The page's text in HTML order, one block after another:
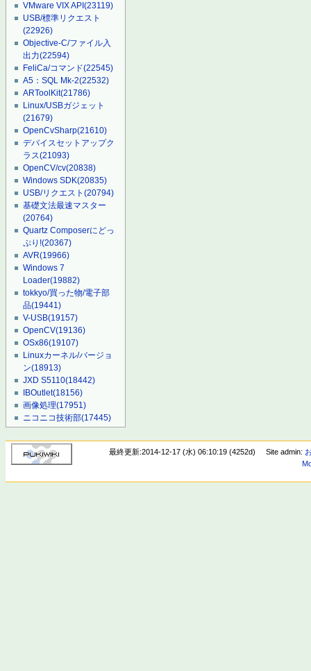
VMware VIX API(23119)
USB/標準リクエスト
(22926)
Objective-C/ファイル入
出力(22594)
FeliCa/コマンド(22545)
A5：SQL Mk-2(22532)
ARToolKit(21786)
Linux/USBガジェット
(21679)
OpenCvSharp(21610)
デバイスセットアップク
ラス(21093)
OpenCV/cv(20838)
Windows SDK(20835)
USB/リクエスト(20794)
基礎文法最速マスター
(20764)
Quartz Composerにどっ
ぷり!(20367)
AVR(19966)
Windows 7
Loader(19882)
tokkyo/買った物/電子部
品(19441)
V-USB(19157)
OpenCV(19136)
OSx86(19107)
Linuxカーネル/バージョ
ン(18913)
JXD S5110(18442)
IBOutlet(18156)
画像処理(17951)
ニコニコ技術部(17445)
最終更新:2014-12-17 (水) 06:10:19 (4252d) Site admin: